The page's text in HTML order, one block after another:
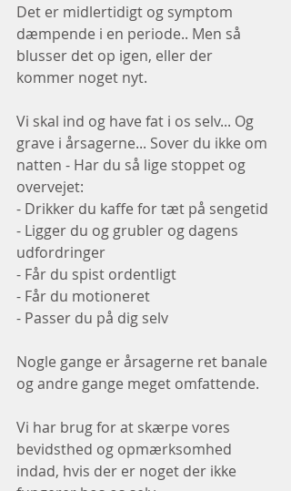
Det er midlertidigt og symptom
dæmpende i en periode.. Men så
blusser det op igen, eller der
kommer noget nyt.
Vi skal ind og have fat i os selv... Og
grave i årsagerne... Sover du ikke om
natten - Har du så lige stoppet og
overvejet:
- Drikker du kaffe for tæt på sengetid
- Ligger du og grubler og dagens
udfordringer
- Får du spist ordentligt
- Får du motioneret
- Passer du på dig selv
Nogle gange er årsagerne ret banale
og andre gange meget omfattende.
Vi har brug for at skærpe vores
bevidsthed og opmærksomhed
indad, hvis der er noget der ikke